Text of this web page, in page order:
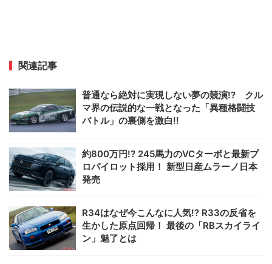
関連記事
普通なら絶対に実現しない夢の競演!? クル
マ界の伝説的な一戦となった「異種格闘技
バトル」の裏側を激白!!
約800万円!? 245馬力のVCターボと最新プ
ロパイロット採用！ 新型日産ムラーノ日本
発売
R34はなぜ今こんなに人気!? R33の反省を
生かした原点回帰！ 最後の「RBスカイライ
ン」魅了とは